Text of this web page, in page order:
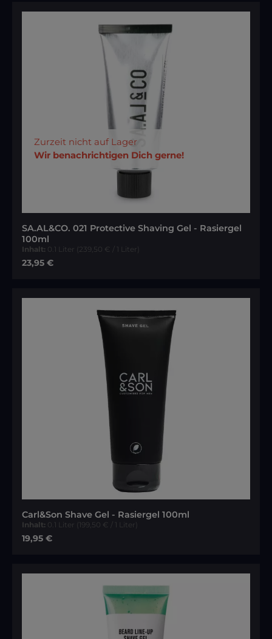
Zurzeit nicht auf Lager
Wir benachrichtigen Dich gerne!
SA.AL&CO. 021 Protective Shaving Gel - Rasiergel
100ml
Inhalt: 0.1 Liter (239,50 € / 1 Liter)
Regulärer Preis:
23,95 €
Carl&Son Shave Gel - Rasiergel 100ml
Inhalt: 0.1 Liter (199,50 € / 1 Liter)
Regulärer Preis:
19,95 €